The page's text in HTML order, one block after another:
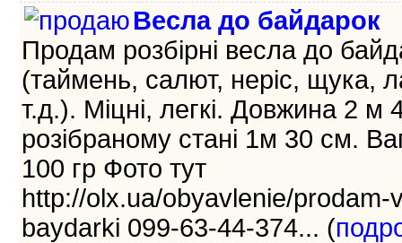
Весла до байдарок
Продам розбірні весла до
(таймень, салют, неріс, щука,
т.д.). Міцні, легкі. Довжина 2 м
розібраному стані 1м 30 см.
100 гр Фото тут
http://olx.ua/obyavlenie/prodam-
baydarki 099-63-44-374... (